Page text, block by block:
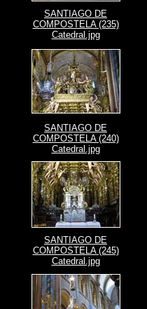
SANTIAGO DE
COMPOSTELA (235)
Catedral.jpg
SANTIAGO DE
COMPOSTELA (240)
Catedral.jpg
SANTIAGO DE
COMPOSTELA (245)
Catedral.jpg